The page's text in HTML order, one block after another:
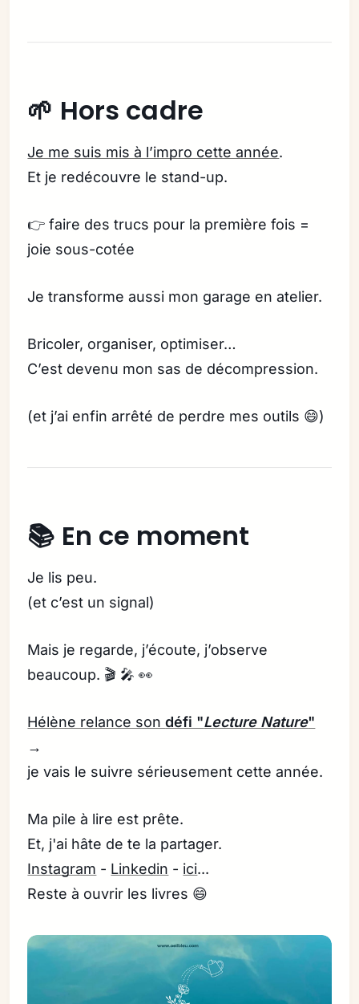
🌱 Hors cadre
Je me suis mis à l’impro cette année.
Et je redécouvre le stand-up.
👉 faire des trucs pour la première fois =
joie sous-cotée
Je transforme aussi mon garage en atelier.
Bricoler, organiser, optimiser…
C’est devenu mon sas de décompression.
(et j’ai enfin arrêté de perdre mes outils 😄)
📚 En ce moment
Je lis peu.
(et c’est un signal)
Mais je regarde, j’écoute, j’observe
beaucoup. 🎬 🎤 👀
Hélène relance sondéfi "Lecture Nature"
→
je vais le suivre sérieusement cette année.
Ma pile à lire est prête.
Et, j'ai hâte de te la partager.
Instagram - Linkedin - ici...
Reste à ouvrir les livres 😄